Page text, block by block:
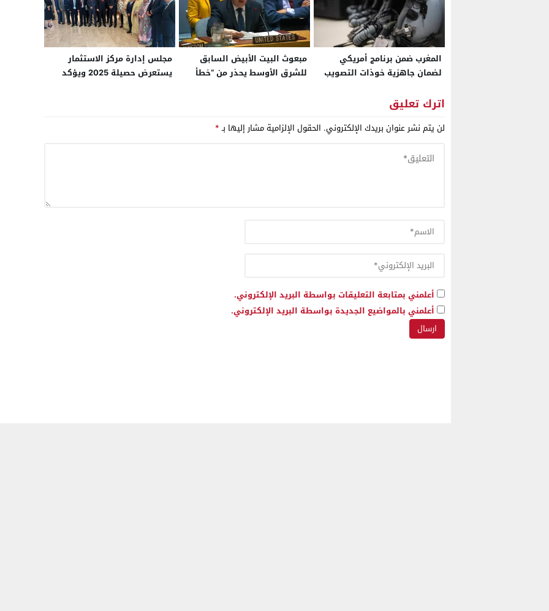
المغرب ضمن برنامج أمريكي
لضمان جاهزية خوذات التصويب
قدراتها القتالية حتى عام 2032
مبعوث البيت الأبيض السابق
للشرق الأوسط يحذر من “خطأ
شمال إفريقيا
مجلس إدارة مركز الاستثمار
يستعرض حصيلة 2025 ويؤكد
اترك تعليق
لن يتم نشر عنوان بريدك الإلكتروني. الحقول الإلزامية مشار إليها بـ*
أعلمني بمتابعة التعليقات بواسطة البريد الإلكتروني.
أعلمني بالمواضيع الجديدة بواسطة البريد الإلكتروني.